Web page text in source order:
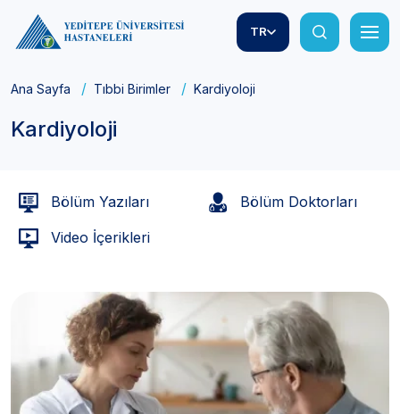
TR
Ana Sayfa Tıbbi Birimler Kardiyoloji
Kardiyoloji
Bölüm Yazıları
Bölüm Doktorları
Video İçerikleri